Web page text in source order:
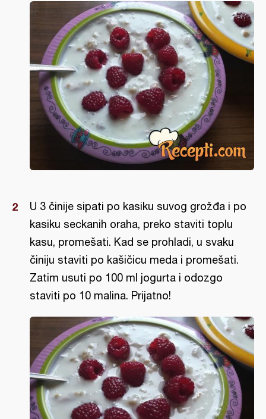
U 3 činije sipati po kasiku suvog grožđa i po
kasiku seckanih oraha, preko staviti toplu
kasu, promešati. Kad se prohladi, u svaku
činiju staviti po kašičicu meda i promešati.
Zatim usuti po 100 ml jogurta i odozgo
staviti po 10 malina. Prijatno!